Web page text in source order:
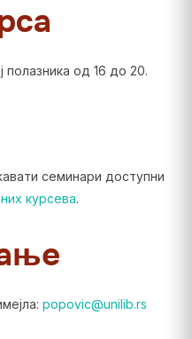
полазника од 16 до 20.
семинари доступни
курсева.
popovic@unilib.rs